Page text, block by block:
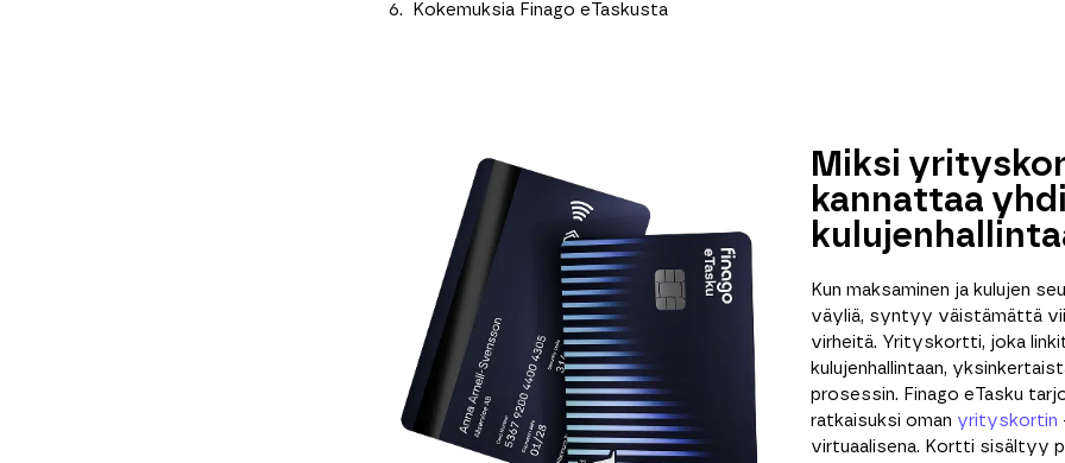
Kokemuksia Finago eTaskusta
Miksi
kannattaa
Kun maksaminen ja kulujen
väyliä, syntyy väistämättä
virheitä. Yrityskortti, joka
kulujenhallintaan,
prosessin. Finago eTasku
ratkaisuksi oman yrityskortin
virtuaalisena. Kortti sisältyy